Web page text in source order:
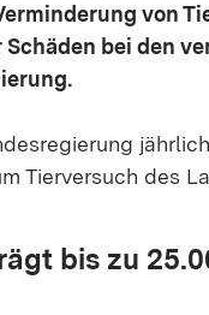
von
Schäden bei den
Tierversuch des
bis zu